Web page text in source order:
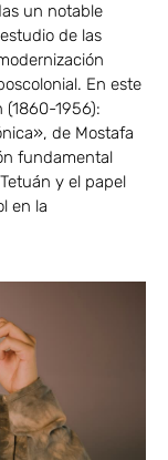
un notable
de las
En este
(1860-1956):
de Mostafa
fundamental
y el papel
en la